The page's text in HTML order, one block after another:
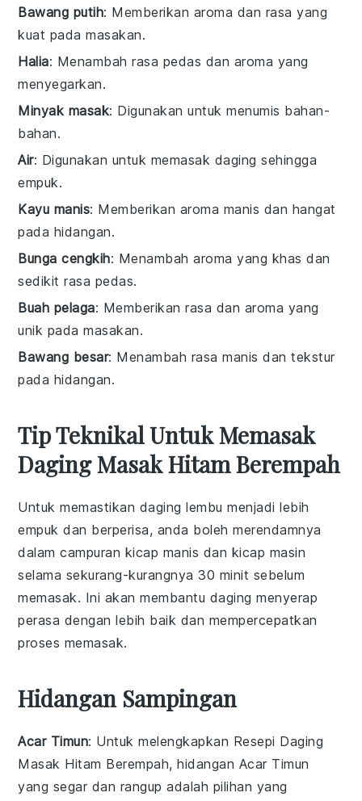
Bawang putih: Memberikan aroma dan rasa yang
kuat pada masakan.
Halia: Menambah rasa pedas dan aroma yang
menyegarkan.
Minyak masak: Digunakan untuk menumis bahan-
bahan.
Air: Digunakan untuk memasak daging sehingga
empuk.
Kayu manis: Memberikan aroma manis dan hangat
pada hidangan.
Bunga cengkih: Menambah aroma yang khas dan
sedikit rasa pedas.
Buah pelaga: Memberikan rasa dan aroma yang
unik pada masakan.
Bawang besar: Menambah rasa manis dan tekstur
pada hidangan.
Tip Teknikal Untuk Memasak
Daging Masak Hitam Berempah
Untuk memastikan daging lembu menjadi lebih
empuk dan berperisa, anda boleh merendamnya
dalam campuran kicap manis dan kicap masin
selama sekurang-kurangnya 30 minit sebelum
memasak. Ini akan membantu daging menyerap
perasa dengan lebih baik dan mempercepatkan
proses memasak.
Hidangan Sampingan
Acar Timun: Untuk melengkapkan Resepi Daging
Masak Hitam Berempah, hidangan Acar Timun
yang segar dan rangup adalah pilihan yang